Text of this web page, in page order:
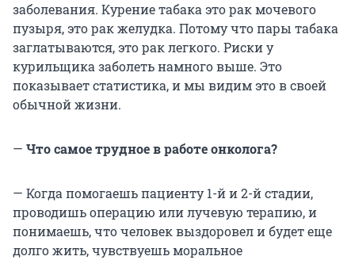
заболевания. Курение табака это рак мочевого
пузыря, это рак желудка. Потому что пары табака
заглатываются, это рак легкого. Риски у
курильщика заболеть намного выше. Это
показывает статистика, и мы видим это в своей
обычной жизни.
— Что самое трудное в работе онколога?
— Когда помогаешь пациенту 1-й и 2-й стадии,
проводишь операцию или лучевую терапию, и
понимаешь, что человек выздоровел и будет еще
долго жить, чувствуешь моральное